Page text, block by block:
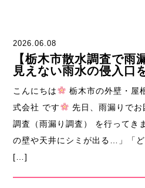
2026.06.08
【栃木市散水調査で雨
見えない雨水の侵入口
こんにちは
栃木市の外壁・屋
式会社 です
先日、雨漏りで
調査（雨漏り調査） を行ってき
の壁や天井にシミが出る…」「
[…]